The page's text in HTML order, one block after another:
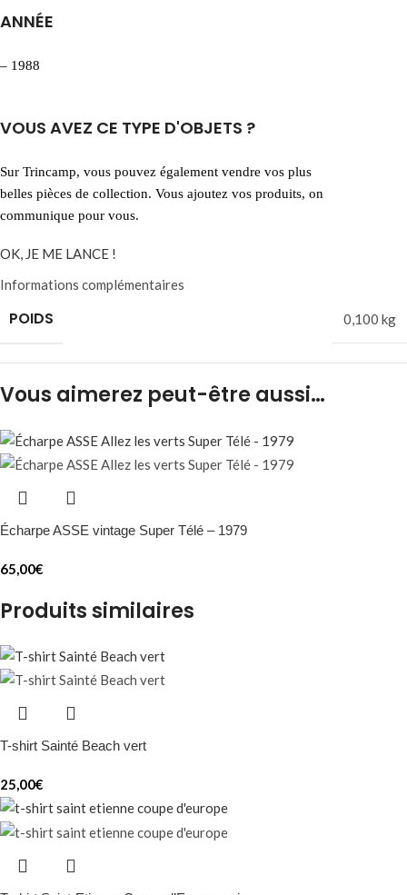
ANNÉE
– 1988
VOUS AVEZ CE TYPE D'OBJETS ?
Sur Trincamp, vous pouvez également vendre vos plus
belles pièces de collection. Vous ajoutez vos produits, on
communique pour vous.
OK, JE ME LANCE !
Informations complémentaires
POIDS 0,100 kg
Vous aimerez peut-être aussi…
Écharpe ASSE vintage Super Télé – 1979
65,00€
Produits similaires
T-shirt Sainté Beach vert
25,00€